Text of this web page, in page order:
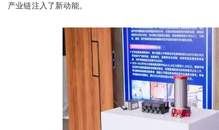
产业链注入了新动能。